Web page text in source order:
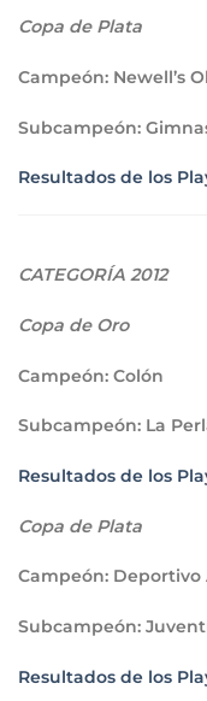
Copa de Plata
Campeón: Newell’s
Subcampeón:
Resultados de los
CATEGORÍA 2012
Copa de Oro
Campeón: Colón
Subcampeón: La
Resultados de los
Copa de Plata
Campeón: Deportivo
Subcampeón:
Resultados de los